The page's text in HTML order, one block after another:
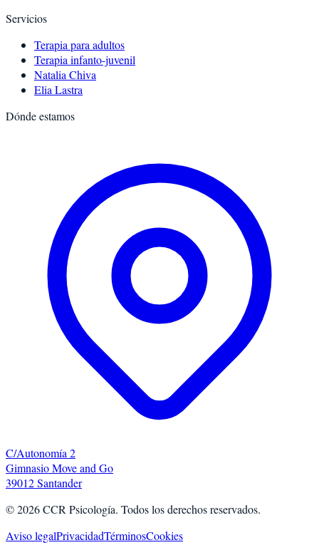
Servicios
Terapia para adultos
Terapia infanto-juvenil
Natalia Chiva
Elia Lastra
Dónde estamos
C/Autonomía 2
Gimnasio Move and Go
39012 Santander
©2026CCR Psicología. Todos los derechos reservados.
Aviso legalPrivacidadTérminosCookies